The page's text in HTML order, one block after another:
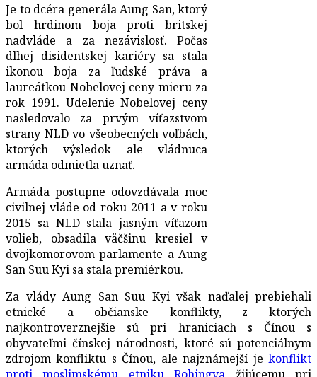
Je to dcéra generála Aung San, ktorý
bol hrdinom boja proti britskej
nadvláde a za nezávislosť. Počas
dlhej disidentskej kariéry sa stala
ikonou boja za ľudské práva a
laureátkou Nobelovej ceny mieru za
rok 1991. Udelenie Nobelovej ceny
nasledovalo za prvým víťazstvom
strany NLD vo všeobecných voľbách,
ktorých výsledok ale vládnuca
armáda odmietla uznať.
Armáda postupne odovzdávala moc
civilnej vláde od roku 2011 a v roku
2015 sa NLD stala jasným víťazom
volieb, obsadila väčšinu kresiel v
dvojkomorovom parlamente a Aung
San Suu Kyi sa stala premiérkou.
Za vlády Aung San Suu Kyi však naďalej prebiehali
etnické a občianske konflikty, z ktorých
najkontroverznejšie sú pri hraniciach s Čínou s
obyvateľmi čínskej národnosti, ktoré sú potenciálnym
zdrojom konfliktu s Čínou, ale najznámejší je konflikt